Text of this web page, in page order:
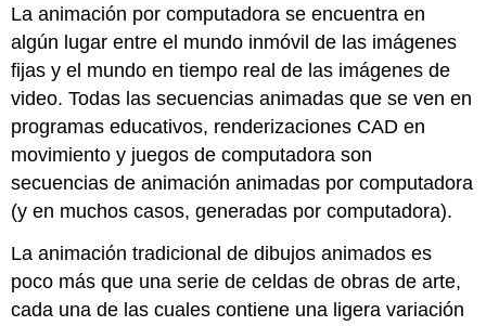
MIDI
Estándar
Conclusión
Evaluación
La animación por computadora se encuentra en
algún lugar entre el mundo inmóvil de las imágenes
fijas y el mundo en tiempo real de las imágenes de
video. Todas las secuencias animadas que se ven en
programas educativos, renderizaciones CAD en
movimiento y juegos de computadora son
secuencias de animación animadas por computadora
(y en muchos casos, generadas por computadora).
La animación tradicional de dibujos animados es
poco más que una serie de celdas de obras de arte,
cada una de las cuales contiene una ligera variación